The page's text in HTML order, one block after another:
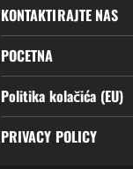
KONTAKTIRAJTE NAS
POCETNA
Politika kolačića (EU)
PRIVACY POLICY